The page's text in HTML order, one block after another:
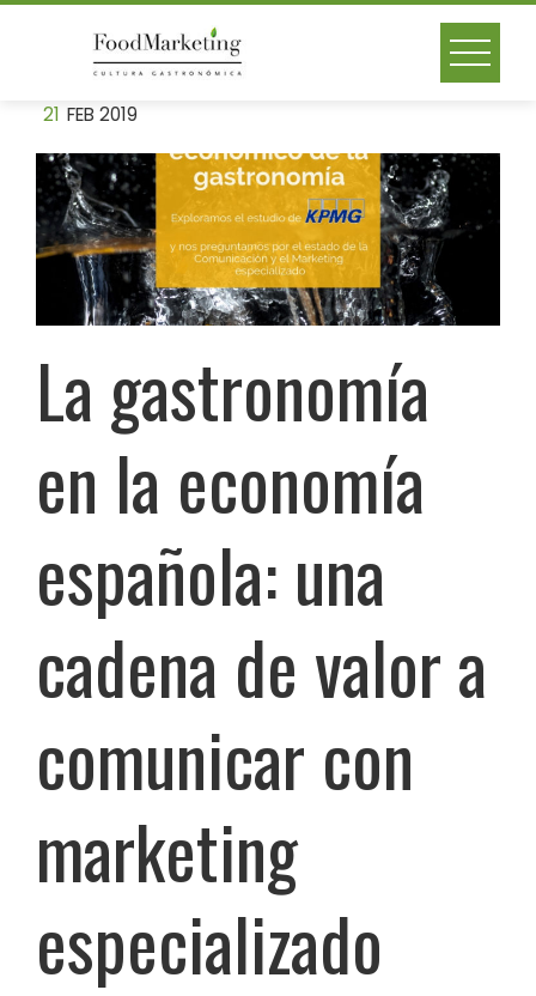
Skip
21 FEB 2019
La gastronomía
en la economía
española: una
cadena de valor a
comunicar con
marketing
especializado